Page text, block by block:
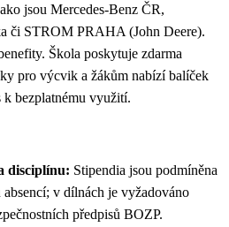
jsou Mercedes-Benz ČR,
či STROM PRAHA (John Deere).
Škola poskytuje zdarma
pro výcvik a žákům nabízí balíček
bezplatnému využití.
disciplínu: Stipendia jsou podmíněna
v dílnách je vyžadováno
předpisů BOZP.